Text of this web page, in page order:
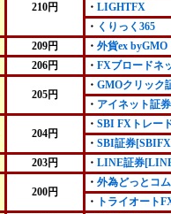
210円
・ LIGHTFX
・ くりっく365
209円 ・ 外貨ex byGMO
206円 ・ FXブロードネ
205円
・ GMOクリック
・ アイネット証券
204円
・ SBI FXトレー
・ SBI証券
203円 ・ LINE証券
200円
・ 外為どっとコム
・
トライオート